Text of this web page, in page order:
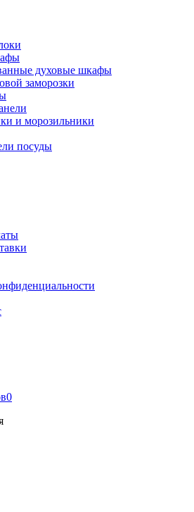
духовые шкафы
заморозки
и морозильники
посуды
0